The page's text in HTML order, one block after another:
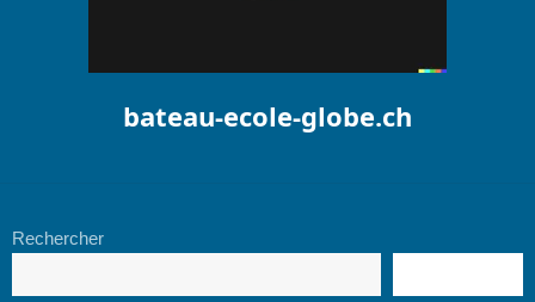
bateau-ecole-globe.ch
Rechercher